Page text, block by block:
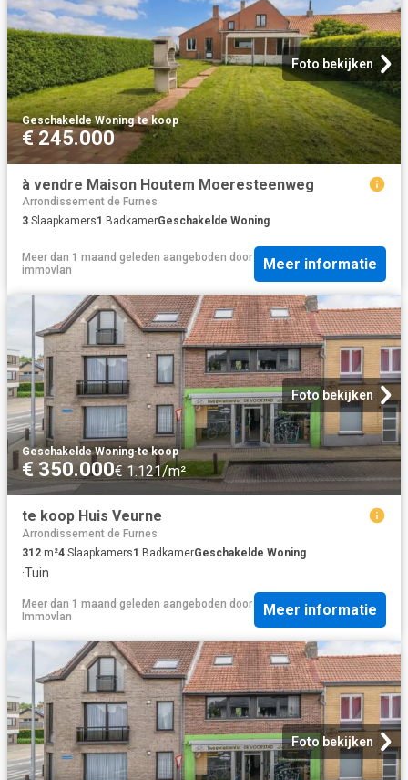
Foto bekijken
Geschakelde Woning·te koop
€ 245.000
à vendre Maison Houtem Moeresteenweg
Arrondissement de Furnes
3 Slaapkamers1 BadkamerGeschakelde Woning
Meer dan 1 maand geleden aangeboden door
immovlan
Meer informatie
Foto bekijken
Geschakelde Woning·te koop
€ 350.000€ 1.121/m²
te koop Huis Veurne
Arrondissement de Furnes
312 m²4 Slaapkamers1 BadkamerGeschakelde Woning
·Tuin
Meer dan 1 maand geleden aangeboden door
Immovlan
Meer informatie
Foto bekijken